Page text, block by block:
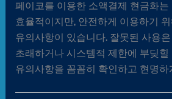
페이코를 이용한 소액결제 현금화는
효율적이지만, 안전하게 이용하기
유의사항이 있습니다. 잘못된 사용
초래하거나 시스템적 제한에 부딪
유의사항을 꼼꼼히 확인하고 현명